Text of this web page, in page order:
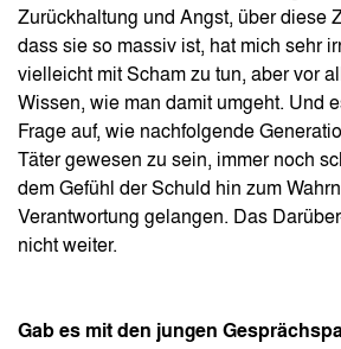
Zurückhaltung und Angst, über diese
dass sie so massiv ist, hat mich sehr
vielleicht mit Scham zu tun, aber vor
Wissen, wie man damit umgeht. Und
Frage auf, wie nachfolgende
Täter gewesen zu sein, immer noch
dem Gefühl der Schuld hin zum
Verantwortung gelangen. Das
nicht weiter.
Gab es mit den jungen